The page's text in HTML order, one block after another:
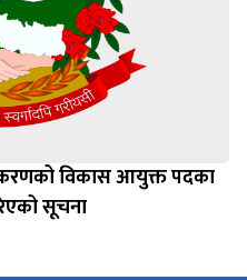
विकास आयुक्त पदका
सूचना